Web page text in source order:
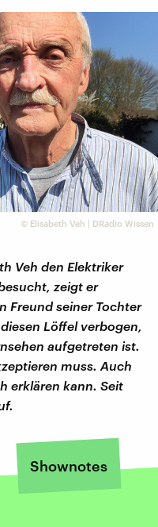
© Elisabeth Veh | DRadio Wissen
Veh den Elektriker
zeigt er
Freund seiner Tochter
Löffel verbogen,
aufgetreten ist.
muss. Auch
erklären kann. Seit
Shownotes